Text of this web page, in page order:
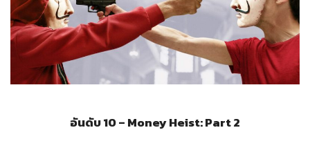
อันดับ 10 – Money Heist: Part 2